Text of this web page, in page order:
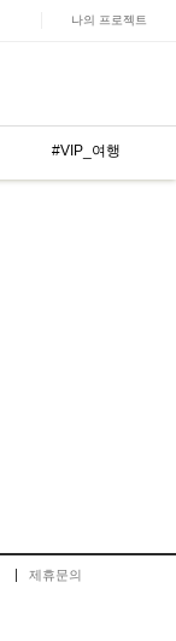
나의 프로젝트
#VIP_여행
제휴문의